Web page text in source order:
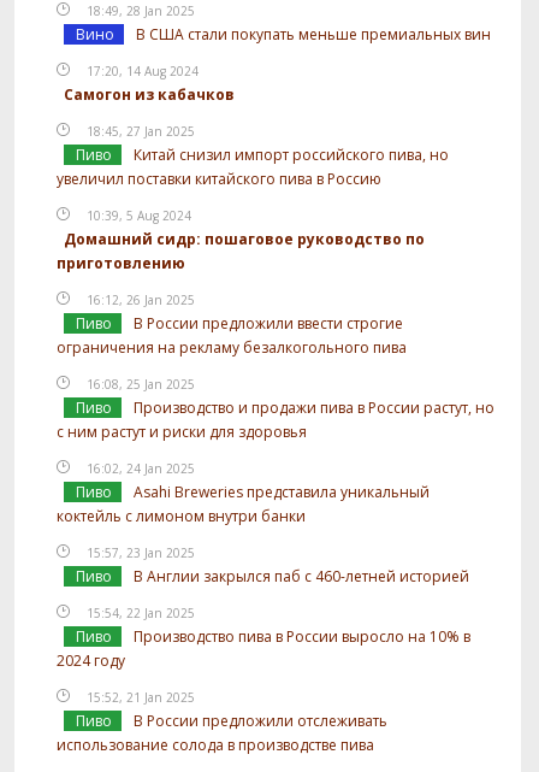
18:49, 28 Jan 2025
Вино В США стали покупать меньше премиальных вин
17:20, 14 Aug 2024
Самогон из кабачков
18:45, 27 Jan 2025
Пиво
Китай снизил импорт российского пива, но
увеличил поставки китайского пива в Россию
10:39, 5 Aug 2024
Домашний сидр: пошаговое руководство по
приготовлению
16:12, 26 Jan 2025
Пиво
В России предложили ввести строгие
ограничения на рекламу безалкогольного пива
16:08, 25 Jan 2025
Пиво
Производство и продажи пива в России растут, но
с ним растут и риски для здоровья
16:02, 24 Jan 2025
Пиво
Asahi Breweries представила уникальный
коктейль с лимоном внутри банки
15:57, 23 Jan 2025
Пиво В Англии закрылся паб с 460-летней историей
15:54, 22 Jan 2025
Пиво
Производство пива в России выросло на 10% в
2024 году
15:52, 21 Jan 2025
Пиво
В России предложили отслеживать
использование солода в производстве пива